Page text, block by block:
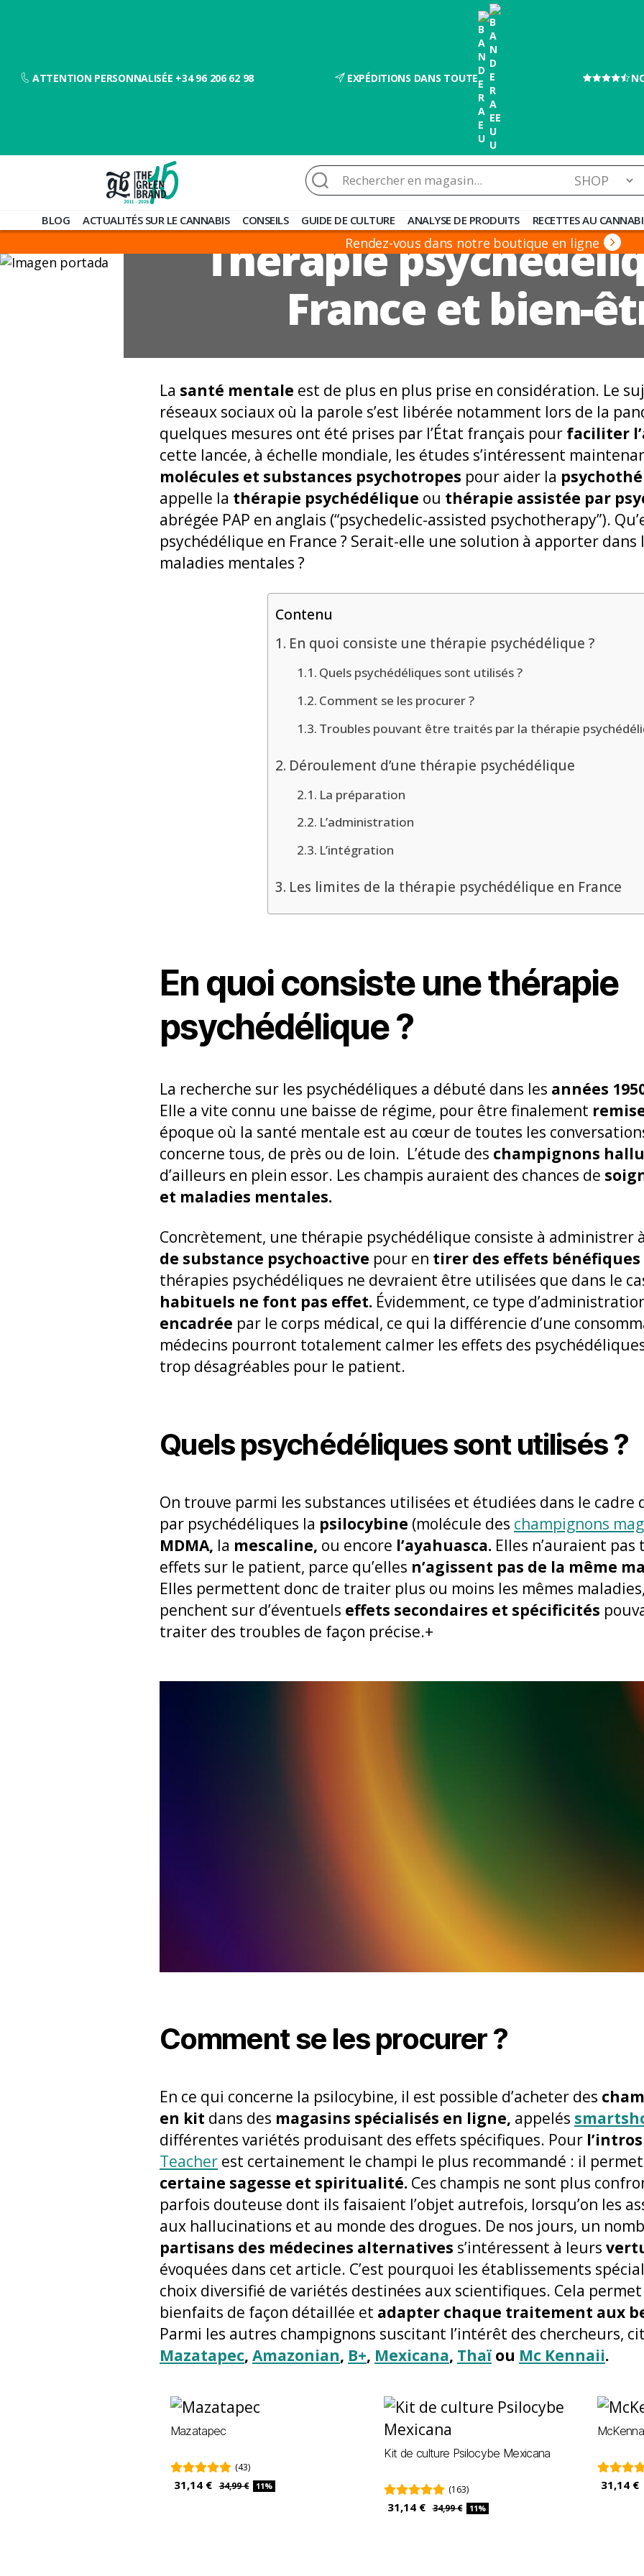
ATTENTION PERSONNALISÉE +34 96 206 62 98 EXPÉDITIONS DANS TOUTE
Blog
de
Barato
Rechercher :
BLOG ACTUALITÉS SUR LE CANNABIS CONSEILS GUIDE DE CULTURE ANALYSE DE PRODUITS RECETTES AU
Rendez-vous dans notre boutique en ligne
Thérapie
France et bien-
La santé mentale est de plus en plus prise en considération. Le
réseaux sociaux où la parole s’est libérée notamment lors de la
quelques mesures ont été prises par l’État français pour faciliter
cette lancée, à échelle mondiale, les études s’intéressent
molécules et substances psychotropes pour aider la
appelle la thérapie psychédélique ou thérapie assistée par
abrégée PAP en anglais (“psychedelic-assisted psychotherapy”).
psychédélique en France ? Serait-elle une solution à apporter
maladies mentales ?
Contenu
En quoi consiste une thérapie psychédélique ?
Quels psychédéliques sont utilisés ?
Comment se les procurer ?
Troubles pouvant être traités par la thérapie
Déroulement d’une thérapie psychédélique
La préparation
L’administration
L’intégration
Les limites de la thérapie psychédélique en France
En quoi consiste une thérapie
psychédélique ?
La recherche sur les psychédéliques a débuté dans les années
Elle a vite connu une baisse de régime, pour être finalement
époque où la santé mentale est au cœur de toutes les
concerne tous, de près ou de loin. L’étude des champignons
d’ailleurs en plein essor. Les champis auraient des chances de
et maladies mentales.
Concrètement, une thérapie psychédélique consiste à
de substance psychoactive pour en tirer des effets bénéfiques
thérapies psychédéliques ne devraient être utilisées que dans le
habituels ne font pas effet. Évidemment, ce type
encadrée par le corps médical, ce qui la différencie d’une
médecins pourront totalement calmer les effets des
trop désagréables pour le patient.
Quels psychédéliques sont utilisés ?
On trouve parmi les substances utilisées et étudiées dans le cadre
par psychédéliques la psilocybine (molécule des champignons
MDMA, la mescaline, ou encore l’ayahuasca. Elles n’auraient
effets sur le patient, parce qu’elles n’agissent pas de la même
Elles permettent donc de traiter plus ou moins les mêmes
penchent sur d’éventuels effets secondaires et spécificités
traiter des troubles de façon précise.+
Comment se les procurer ?
En ce qui concerne la psilocybine, il est possible d’acheter des
en kit dans des magasins spécialisés en ligne, appelés
différentes variétés produisant des effets spécifiques. Pour
Teacher est certainement le champi le plus recommandé : il
certaine sagesse et spiritualité. Ces champis ne sont plus
parfois douteuse dont ils faisaient l’objet autrefois, lorsqu’on les
aux hallucinations et au monde des drogues. De nos jours, un
partisans des médecines alternatives s’intéressent à leurs
évoquées dans cet article. C’est pourquoi les établissements
choix diversifié de variétés destinées aux scientifiques. Cela
bienfaits de façon détaillée et adapter chaque traitement aux
Parmi les autres champignons suscitant l’intérêt des chercheurs,
Mazatapec, Amazonian, B+, Mexicana, Thaïou Mc Kennaii.
Mazatapec
(43)
31,14 € 34,99 € 11%
Kit de culture Psilocybe Mexicana
(163)
31,14 € 34,99 € 11%
31,14 €